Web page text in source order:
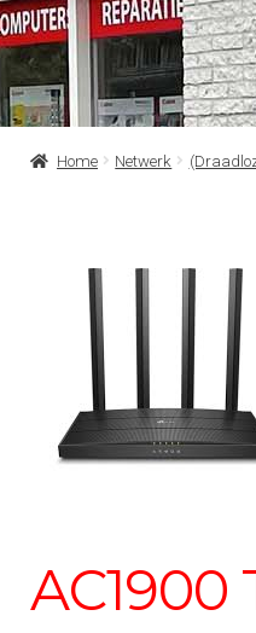
Ga
door
naar
navigatie
Ga
naar
de
inhoudHome Netwerk
AC1900